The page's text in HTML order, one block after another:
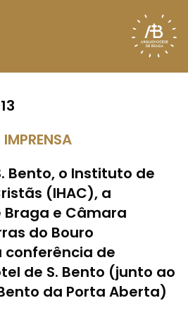
Bento, o Instituto de
(IHAC), a
e Câmara
do Bouro
de
de S. Bento (junto ao
da Porta Aberta)